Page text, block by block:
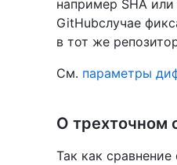
например SHA
GitHubслучае
в тот же
См. параметры
О трехточном
Так как